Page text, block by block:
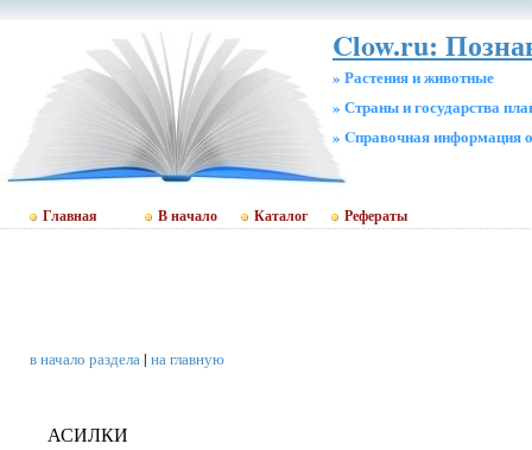
Clow.ru:
» Растения и животные
» Страны и государства
» Cправочная информация
Главная В начало Каталог Рефераты
в начало раздела| на главную
АСИЛКИ